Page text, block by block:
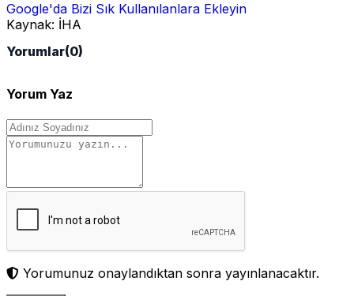
Google'da Bizi Sık Kullanılanlara Ekleyin
Kaynak: İHA
Yorumlar(0)
Yorum Yaz
Yorumunuz onaylandıktan sonra yayınlanacaktır.